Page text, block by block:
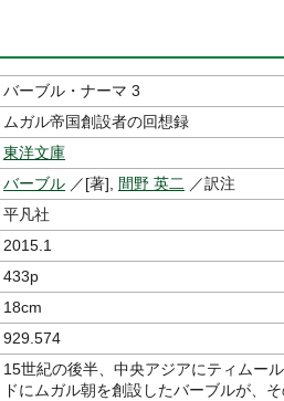
バーブル・ナーマ 3
ムガル帝国創設者の回想録
東洋文庫
バーブル ／[著], 間野 英二 ／訳注
平凡社
2015.1
433p
18cm
929.574
15世紀の後半、中央アジアにティムー
ドにムガル朝を創設したバーブルが、